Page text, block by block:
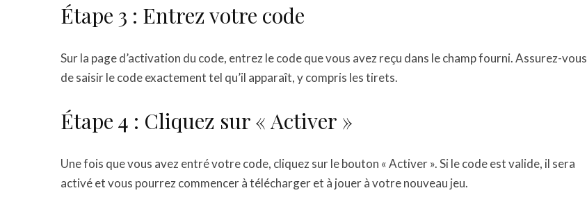
Étape 3 : Entrez votre code
Sur la page d’activation du code, entrez le code que vous avez reçu dans le champ fourni. Assurez-vous
de saisir le code exactement tel qu’il apparaît, y compris les tirets.
Étape 4 : Cliquez sur « Activer »
Une fois que vous avez entré votre code, cliquez sur le bouton « Activer ». Si le code est valide, il sera
activé et vous pourrez commencer à télécharger et à jouer à votre nouveau jeu.